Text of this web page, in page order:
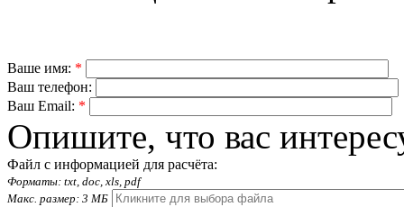
Ваше имя: *
Ваш телефон:
Ваш Email: *
Опишите, что вас
Файл с информацией для расчёта:
Форматы: txt, doc, xls, pdf
Макс. размер: 3 МБ